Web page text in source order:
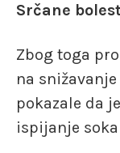
Srčane
Zbog toga
na
pokazale da
ispijanje